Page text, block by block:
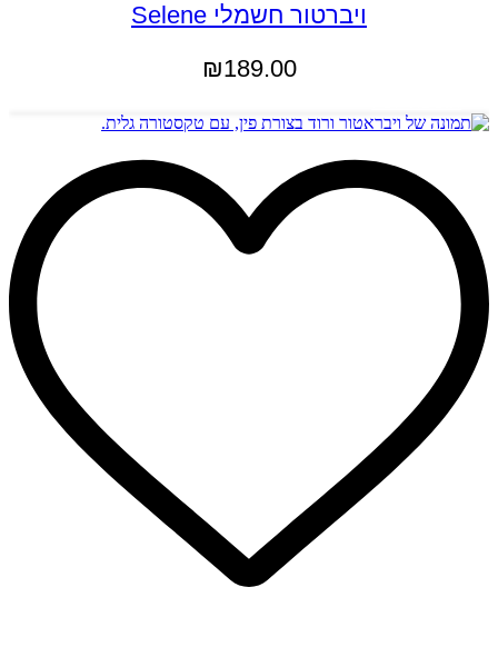
ויברטור חשמלי Selene
₪189.00